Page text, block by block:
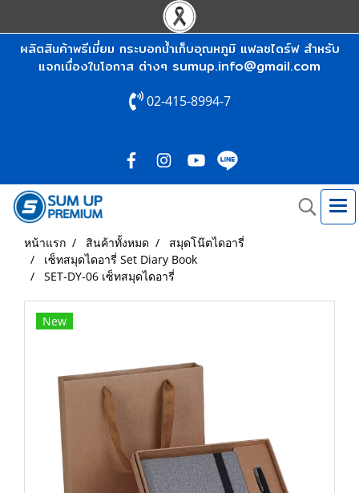
ผลิตสินค้าพรีเมี่ยม กระบอกน้ำเก็บอุณหภูมิ แฟลชไดร์ฟ สำหรับ
แจกเนื่องในโอกาส ต่างๆ sumup.info@gmail.com
02-415-8994-7
หน้าแรก สินค้าทั้งหมด
สมุดโน๊ตไดอารี่
เซ็ทสมุดไดอารี่ Set Diary Book
SET-DY-06 เซ็ทสมุดไดอารี่
New